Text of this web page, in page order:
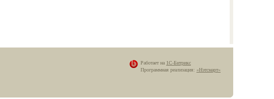
Работает на 1С-Битрикс
Программная реализация: «Нэтсмарт»